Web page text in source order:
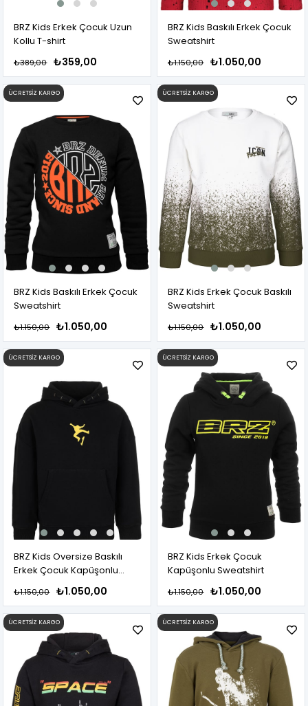
BRZ Kids Erkek Çocuk Uzun
Kollu T-shirt
₺359,00
₺389,00
BRZ Kids Baskılı Erkek Çocuk
Sweatshirt
₺1.050,00
₺1.150,00
BRZ Kids Baskılı Erkek Çocuk
Sweatshirt
₺1.050,00
₺1.150,00
ÜCRETSIZ KARGO
BRZ Kids Erkek Çocuk Baskılı
Sweatshirt
₺1.050,00
₺1.150,00
ÜCRETSIZ KARGO
BRZ Kids Oversize Baskılı
Erkek Çocuk Kapüşonlu
Sweatshirt Hoodie
₺1.050,00
₺1.150,00
ÜCRETSIZ KARGO
BRZ Kids Erkek Çocuk
Kapüşonlu Sweatshirt
₺1.050,00
₺1.150,00
ÜCRETSIZ KARGO
ÜCRETSIZ KARGO ÜCRETSIZ KARGO